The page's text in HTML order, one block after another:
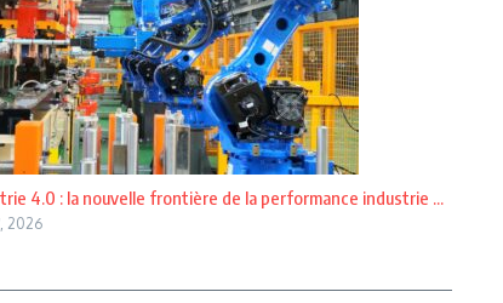
4.0 : la nouvelle frontière de la performance industrie ...
2026